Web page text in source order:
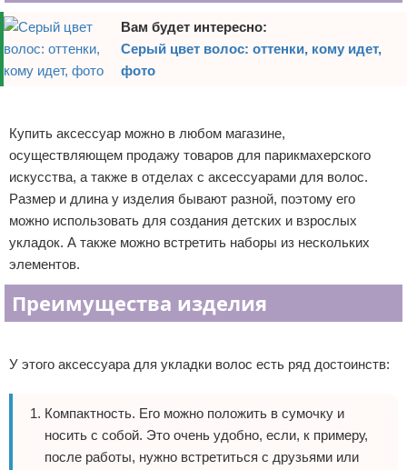
Вам будет интересно:
Серый цвет волос: оттенки, кому идет,
фото
Купить аксессуар можно в любом магазине,
осуществляющем продажу товаров для парикмахерского
искусства, а также в отделах с аксессуарами для волос.
Размер и длина у изделия бывают разной, поэтому его
можно использовать для создания детских и взрослых
укладок. А также можно встретить наборы из нескольких
элементов.
Преимущества изделия
У этого аксессуара для укладки волос есть ряд достоинств:
Компактность. Его можно положить в сумочку и
носить с собой. Это очень удобно, если, к примеру,
после работы, нужно встретиться с друзьями или